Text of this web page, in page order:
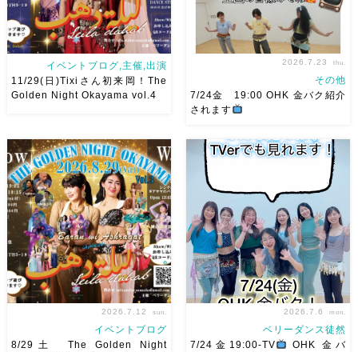
2026/11/29(日)Tixiさん初来
岡！The Golden Night
Okayama vol.4 本日8/1よりお
申し込みスタートです
【
Show 】 Guest DancerTixi
[…]
イベントブログ,主催,出演
11/29(日)Tixiさん初来岡！The
Golden Night Okayama vol.4
7/24金 19:00 OHK 金バクベ
リーダンスアトリエ麻ノ葉テレ
ビで紹介されます♡ Tverでも
見れますので全国の皆様みてね
河合くんが来てくれました
2026.7.23 thu.
その他
7/24金 19:00 OHK 金バク紹介
されます
2026.7.12 sun.
イベントブログ
8/29土 The Golden Night
2026.7.6 mon.
ベリーダンス徒然
7/24金19:00-TV
OHK 金バ